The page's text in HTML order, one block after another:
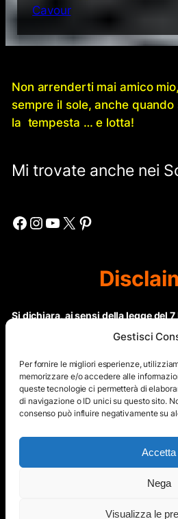
Gestisci
Per fornire le migliori esperienze,
memorizzare e/o accedere alle
queste tecnologie ci permetterà di
di navigazione o ID unici su questo sito.
consenso può influire negativamente su
Accetta
Nega
Visualizza le
Cavour
Non arrenderti mai amico
sempre il sole, anche
la tempesta … e lotta!
Mi trovate anche nei
Facebook Instagram YouTube X Pinterest
Si dichiara, ai sensi della legge del
questo sito non rientra nella
regolari. Le immagini dei
Copyright © sono riproducibili
autorizzazione. Il contenuto del
immagini, eccetto dove
protetto da Copyright © e non può
diffuso tramite nessun mezzo
esplicita autorizzazione scritta da
nel cuore”